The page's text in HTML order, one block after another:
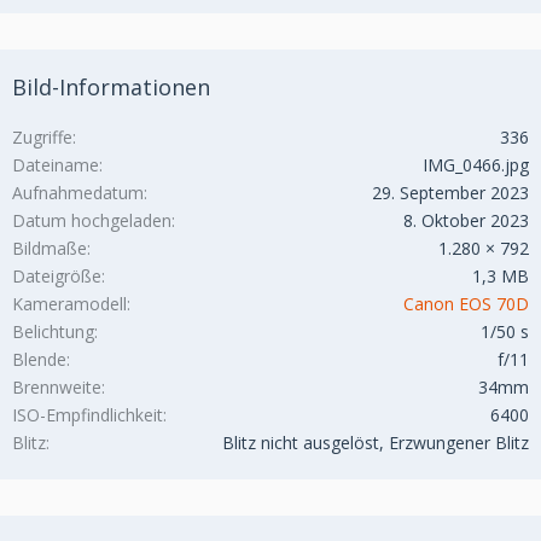
Bild-Informationen
Zugriffe
336
Dateiname
IMG_0466.jpg
Aufnahmedatum
29. September 2023
Datum hochgeladen
8. Oktober 2023
Bildmaße
1.280 × 792
Dateigröße
1,3 MB
Kameramodell
Canon EOS 70D
Belichtung
1/50 s
Blende
f/11
Brennweite
34mm
ISO-Empfindlichkeit
6400
Blitz
Blitz nicht ausgelöst, Erzwungener Blitz